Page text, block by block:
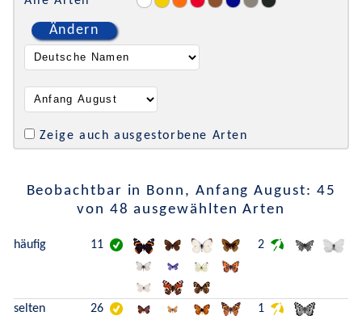
Ändern
Zeige auch ausgestorbene Arten
Beobachtbar in Bonn, Anfang August: 45
von 48 ausgewählten Arten
häufig 11 2
selten 26 1